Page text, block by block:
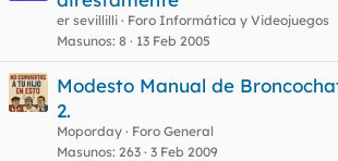
er sevillilli
Foro Informática y Videojuegos
Masunos 8 13 Feb 2005
Modesto Manual de
2.
Moporday
Foro General
Masunos 263 3 Feb 2009